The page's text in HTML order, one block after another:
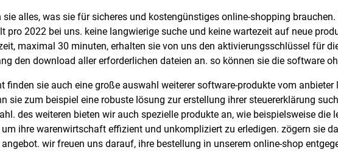
alles, was sie für sicheres und kostengünstiges online-shopping
pro 2022 bei uns. keine langwierige suche und keine wartezeit auf neue
maximal 30 minuten, erhalten sie von uns den aktivierungsschlüssel für
den download aller erforderlichen dateien an. so können sie die software
finden sie auch eine große auswahl weiterer software-produkte vom
sie zum beispiel eine robuste lösung zur erstellung ihrer steuererklärung
des weiteren bieten wir auch spezielle produkte an, wie beispielsweise die
ihre warenwirtschaft effizient und unkompliziert zu erledigen. zögern sie
wir freuen uns darauf, ihre bestellung in unserem online-shop